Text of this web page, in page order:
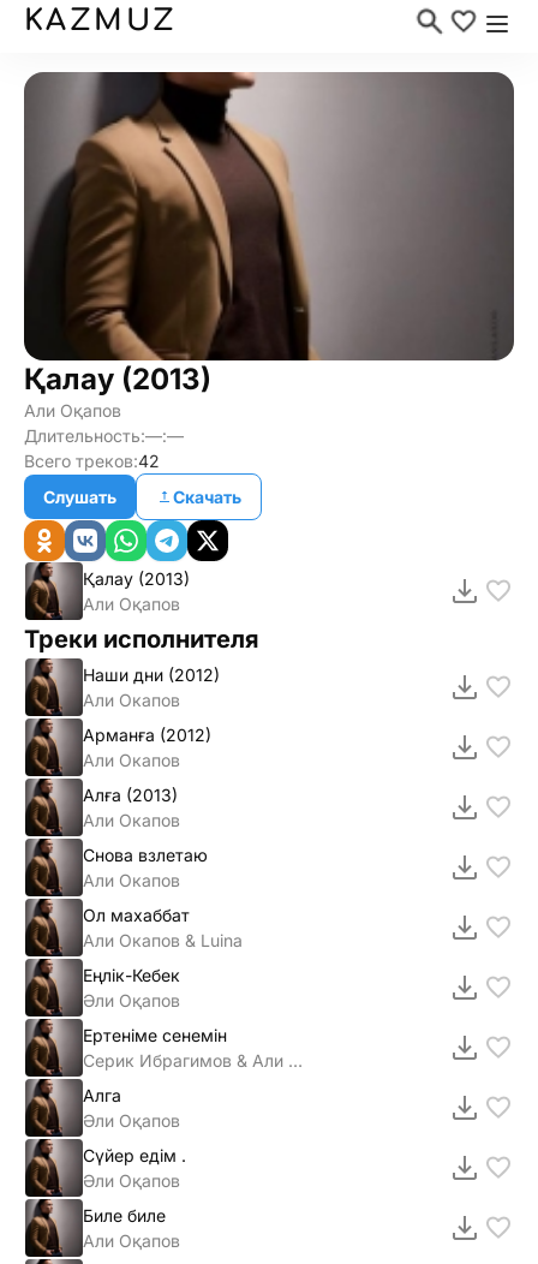
KAZMUZ
Қалау (2013)
Али Оқапов
Длительность:—:—
Всего треков:42
Слушать
Скачать
Қалау (2013)
Али Оқапов
Треки исполнителя
Наши дни (2012)
Али Окапов
Арманға (2012)
Али Окапов
Алға (2013)
Али Окапов
Снова взлетаю
Али Окапов
Ол махаббат
Али Окапов & Luina
Еңлiк-Кебек
Әли Оқапов
Ертенiме сенемiн
Серик Ибрагимов & Али Окапов
Алга
Әли Оқапов
Сүйер едiм .
Әли Оқапов
Биле биле
Али Оқапов